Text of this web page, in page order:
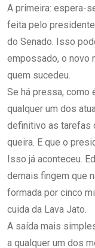
A primeira: espera-
feita pelo
do Senado. Isso
empossado, o novo
quem sucedeu.
Se há pressa, como
qualquer um dos
definitivo as tarefas
queira. E que o
Isso já aconteceu.
demais fingem que
formada por cinco
cuida da Lava Jato.
A saída mais
a qualquer um dos